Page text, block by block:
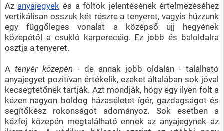
Az anyajegyek és a foltok jelentésének értelmezéséhez
vertikálisan osszuk két részre a tenyeret, vagyis húzzunk
egy függőleges vonalat a középső ujj hegyének
közepétől a csukló karperecéig. Ez jobb és baloldalra
osztja a tenyeret.
A tenyér közepén - de annak jobb oldalán - található
anyajegyet pozitívan értékelik, ezeket általában sok jóval
kecsegtetőnek tartják. Azt mondják, hogy egy ilyen folt a
kézen nagyon boldog házaséletet ígér, gazdagságot és
segítőkész rokonságot adományoz. Sok esetben a
kézfej közepén megtalálható ennek az anyajegynek az